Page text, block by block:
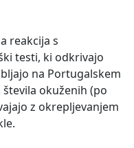
reakcija s
testi, ki odkrivajo
na Portugalskem
okuženih (po
z okrepljevanjem